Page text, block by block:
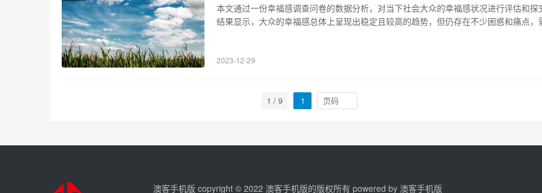
本文通过一份幸福感调查问卷的数据分析，对当下社会大众的幸福感状况进行评估和探
结果显示，大众的幸福感总体上呈现出稳定且较高的趋势，但仍存在不少困惑和痛点，
等因素都对主观幸福感产生了影响…
2023-12-29
1 / 9 1
澳客手机版 copyright © 2022 澳客手机版的版权所有 powered by 澳客手机版